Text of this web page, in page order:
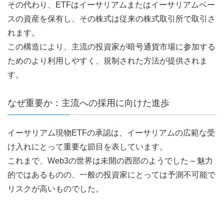
その代わり、ETFはイーサリアムまたはイーサリアムベー
スの資産を保有し、その株式は従来の株式取引所で取引さ
れます。
この構造により、主流の投資家が暗号通貨市場に参加する
ためのより利用しやすく、規制された方法が提供されま
す。
なぜ重要か：主流への採用に向けた進歩
イーサリアム現物ETFの承認は、イーサリアムの広範な受
け入れにとって重要な節目を表しています。
これまで、Web3の世界は未開の西部のようでした – 魅力
的ではあるものの、一般の投資家にとっては予測不可能で
リスクが高いものでした。